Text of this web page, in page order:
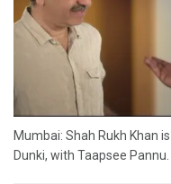
Mumbai: Shah Rukh Khan
Dunki, with Taapsee Pannu.